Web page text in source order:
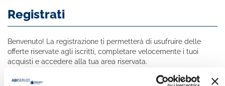
Registrati
Benvenuto! La registrazione ti permetterà di usufruire delle
offerte riservate agli iscritti, completare velocemente i tuoi
acquisti e accedere alla tua area riservata.
Tutti i campi indicati con * sono obbligatori